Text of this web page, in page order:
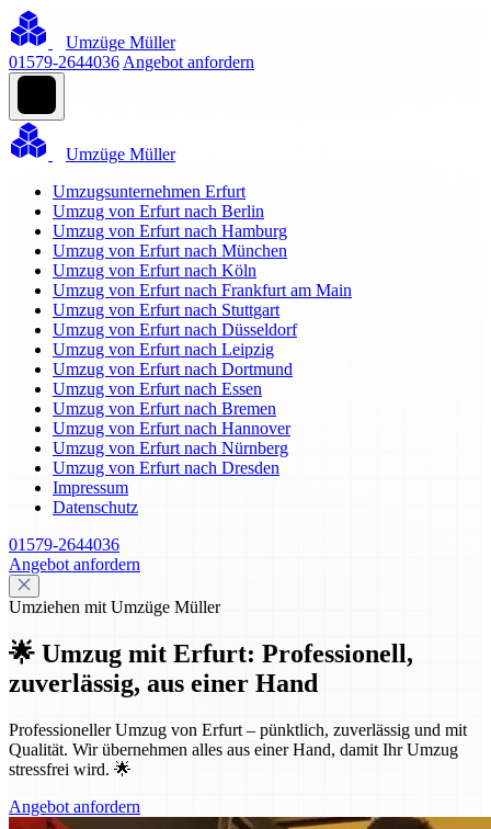
Umzüge Müller
01579-2644036 Angebot anfordern
Umzüge Müller
Umzugsunternehmen Erfurt
Umzug von Erfurt nach Berlin
Umzug von Erfurt nach Hamburg
Umzug von Erfurt nach München
Umzug von Erfurt nach Köln
Umzug von Erfurt nach Frankfurt am Main
Umzug von Erfurt nach Stuttgart
Umzug von Erfurt nach Düsseldorf
Umzug von Erfurt nach Leipzig
Umzug von Erfurt nach Dortmund
Umzug von Erfurt nach Essen
Umzug von Erfurt nach Bremen
Umzug von Erfurt nach Hannover
Umzug von Erfurt nach Nürnberg
Umzug von Erfurt nach Dresden
Impressum
Datenschutz
01579-2644036
Angebot anfordern
Umziehen mit Umzüge Müller
🌟 Umzug mit Erfurt: Professionell,
zuverlässig, aus einer Hand
Professioneller Umzug von Erfurt – pünktlich, zuverlässig und mit
Qualität. Wir übernehmen alles aus einer Hand, damit Ihr Umzug
stressfrei wird. 🌟
Angebot anfordern